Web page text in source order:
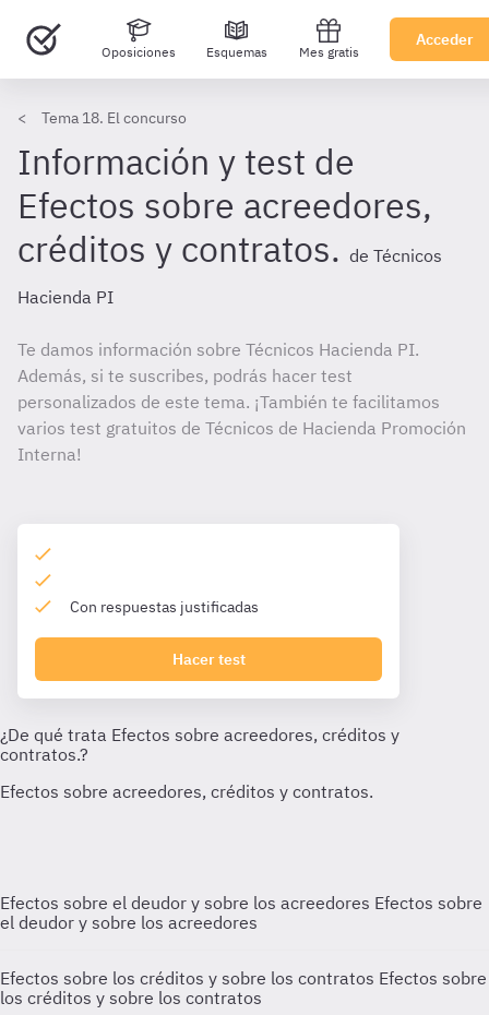
Oposiciones Esquemas Mes gratis
Acceder
Tema 18. El concurso
Información y test de
Efectos sobre acreedores,
créditos y contratos. de Técnicos
Hacienda PI
Te damos información sobre Técnicos Hacienda PI.
Además, si te suscribes, podrás hacer test
personalizados de este tema. ¡También te facilitamos
varios test gratuitos de Técnicos de Hacienda Promoción
Interna!
Con respuestas justificadas
Hacer test
Efectos sobre el deudor y sobre los acreedores Efectos sobre
el deudor y sobre los acreedores
Efectos sobre los créditos y sobre los contratos Efectos sobre
los créditos y sobre los contratos